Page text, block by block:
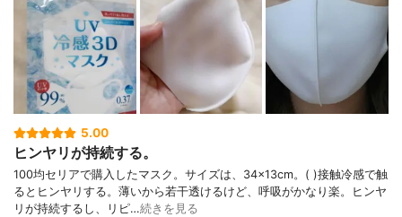
5.00
ヒンヤリが持続する。
100均セリアで購入したマスク。サイズは、34×13cm。( )接触冷感で触
るとヒンヤリする。薄いから若干透けるけど、呼吸がかなり楽。ヒンヤ
リが持続するし、リピ…続きを見る